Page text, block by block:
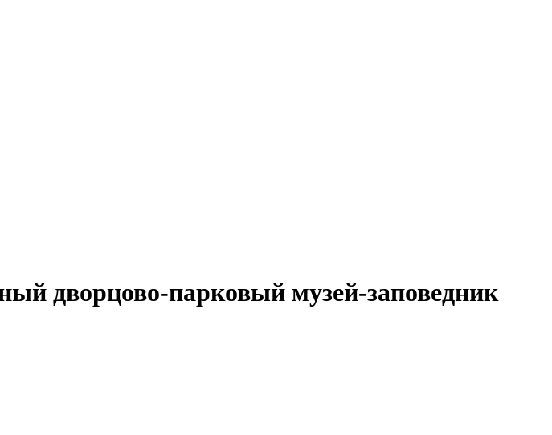
дворцово-парковый музей-заповедник